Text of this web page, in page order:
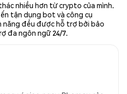
nhiều hơn từ crypto của mình.
tận dụng bot và công cụ
đều được hỗ trợ bởi bảo
đa ngôn ngữ 24/7.